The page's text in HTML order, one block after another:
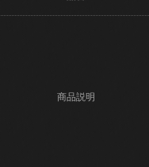
商品説明